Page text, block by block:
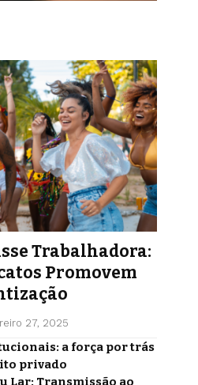
Trabalhadora:
Promovem
27, 2025
a força por trás
privado